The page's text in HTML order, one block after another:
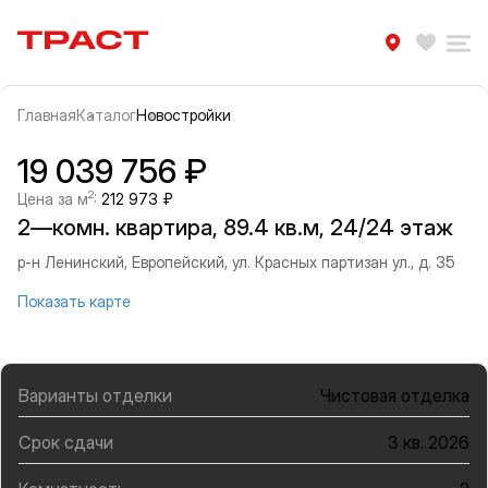
Траст | Служба недвижимости
ГлавнаяКаталогНовостройки
Информация об объекте
Галерея
19 039 756 ₽
Цена за м2: 212 973 ₽
2—комн. квартира, 89.4 кв.м, 24/24 этаж
р-н Ленинский, Европейский, ул. Красных партизан ул., д. 35
Показать карте
Варианты отделки Чистовая отделка
Срок сдачи 3 кв. 2026